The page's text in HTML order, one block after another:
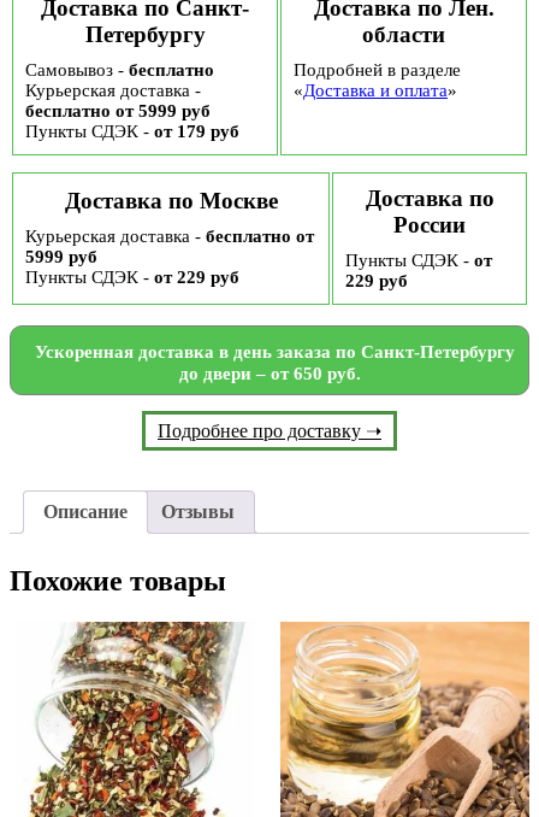
Доставка по Санкт-
Петербургу
Самовывоз - бесплатно
Курьерская доставка -
бесплатно от 5999 руб
Пункты СДЭК - от 179 руб
Доставка по Лен.
области
Подробней в разделе
«Доставка и оплата»
Доставка по Москве
Курьерская доставка - бесплатно от
5999 руб
Пункты СДЭК - от 229 руб
Доставка по
России
Пункты СДЭК - от
229 руб
Ускоренная доставка в день заказа по Санкт-Петербургу
до двери – от 650 руб.
Подробнее про доставку ➝
Описание Отзывы
Похожие товары